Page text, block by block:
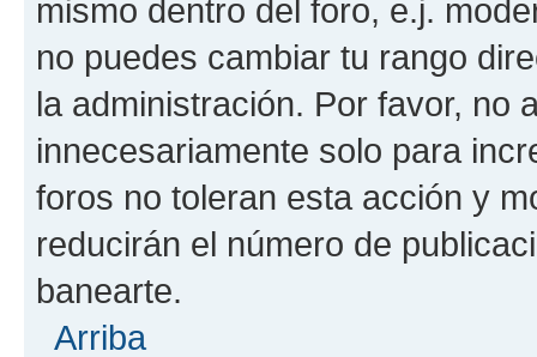
mismo dentro del foro, e.j.
no puedes cambiar tu rango
la administración. Por favor, no
innecesariamente solo para
foros no toleran esta acción y
reducirán el número de
banearte.
Arriba